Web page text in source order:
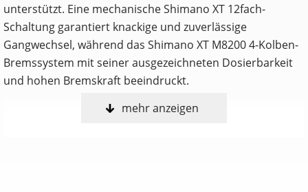
unterstützt. Eine mechanische Shimano XT 12fach-
Schaltung garantiert knackige und zuverlässige
Gangwechsel, während das Shimano XT M8200 4-Kolben-
Bremssystem mit seiner ausgezeichneten Dosierbarkeit
und hohen Bremskraft beeindruckt.
Anpassen, shredden, wiederholen
mehr anzeigen